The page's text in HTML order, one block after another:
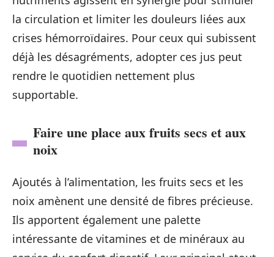
la circulation et limiter les douleurs liées aux
crises hémorroïdaires. Pour ceux qui subissent
déjà les désagréments, adopter ces jus peut
rendre le quotidien nettement plus
supportable.
Faire une place aux fruits secs et aux
noix
Ajoutés à l’alimentation, les fruits secs et les
noix amènent une densité de fibres précieuse.
Ils apportent également une palette
intéressante de vitamines et de minéraux au